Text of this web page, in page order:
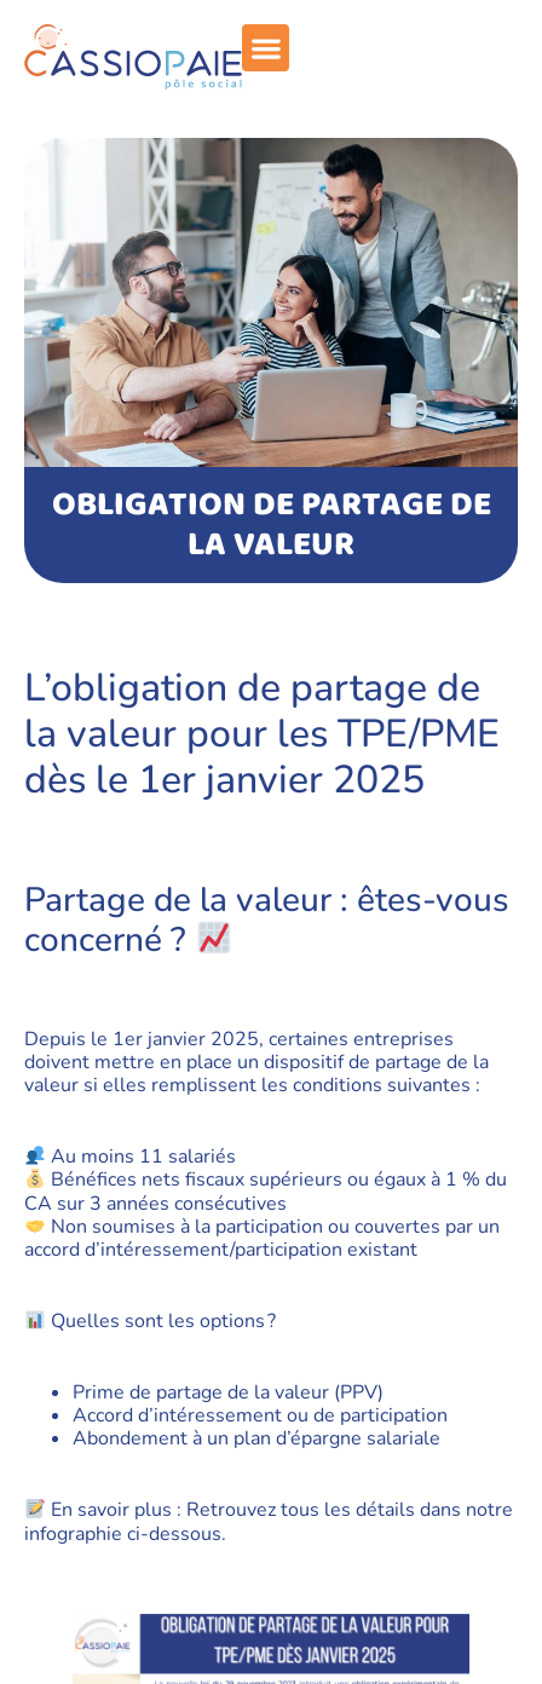
OBLIGATION DE PARTAGE DE
LA VALEUR
L’obligation de partage de
la valeur pour les TPE/PME
dès le 1er janvier 2025
Partage de la valeur : êtes-vous
concerné ?
Depuis le 1er janvier 2025, certaines entreprises
doivent mettre en place un dispositif de partage de la
valeur si elles remplissent les conditions suivantes :
Au moins 11 salariés
Bénéfices nets fiscaux supérieurs ou égaux à 1 % du
CA sur 3 années consécutives
Non soumises à la participation ou couvertes par un
accord d’intéressement/participation existant
Quelles sont les options ?
Prime de partage de la valeur (PPV)
Accord d’intéressement ou de participation
Abondement à un plan d’épargne salariale
En savoir plus : Retrouvez tous les détails dans notre
infographie ci-dessous.